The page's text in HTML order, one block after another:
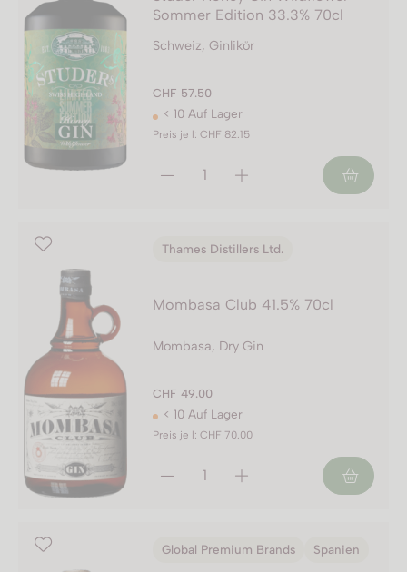
Sommer Edition 33.3% 70cl
Schweiz, Ginlikör
CHF 57.50
< 10 Auf Lager
Preis je l: CHF 82.15
Thames Distillers Ltd.
Mombasa Club 41.5% 70cl
Mombasa, Dry Gin
CHF 49.00
< 10 Auf Lager
Preis je l: CHF 70.00
Global Premium Brands Spanien